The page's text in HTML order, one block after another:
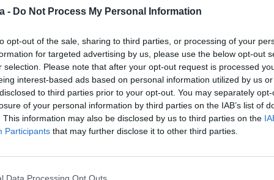
- Do Not Process My Personal Information
opt-out of the sale, sharing to third parties, or processing of your
for targeted advertising by us, please use the below opt-out
selection. Please note that after your opt-out request is processed
interest-based ads based on personal information utilized by us
to third parties prior to your opt-out. You may separately
of your personal information by third parties on the IAB’s list of
This information may also be disclosed by us to third parties on the
Participants that may further disclose it to other third parties.
cinc candidates seleccionades en la categoria
destí urbà de l’Estat
en la tercera edició dels Premis dels Lectors de la
és una de les cinc candidates seleccionades en la
En total hi ha 80 finalistes en 16 categories
valors com la innovació, la sostenibilitat o